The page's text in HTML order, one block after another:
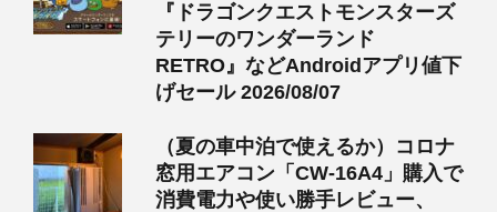
『ドラゴンクエストモンスターズ
テリーのワンダーランド
RETRO』などAndroidアプリ値下
げセール 2026/08/07
（夏の車中泊で使えるか）コロナ
窓用エアコン「CW-16A4」購入で
消費電力や使い勝手レビュー、